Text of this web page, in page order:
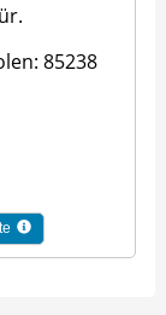
85238